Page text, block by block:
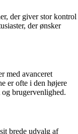
der giver stor kontrol
der ønsker
med avanceret
er ofte i den højere
brugervenlighed.
brede udvalg af